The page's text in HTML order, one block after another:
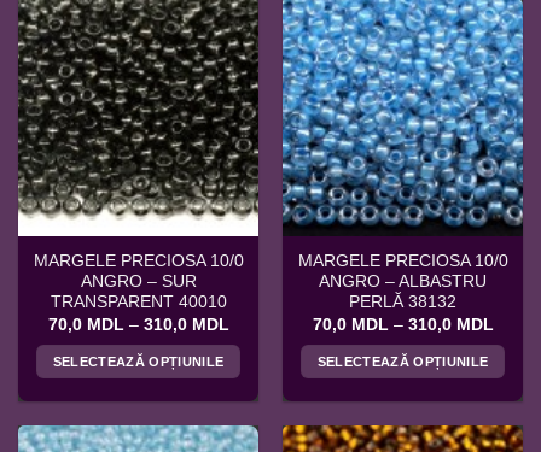
are
mai
multe
variații.
Opțiunile
pot
fi
alese
în
pagina
produsului.
are
mai
multe
variații.
Opțiunile
pot
fi
alese
în
pagina
produsului.
MARGELE PRECIOSA 10/0
ANGRO – SUR
TRANSPARENT 40010
70,0 MDL – 310,0 MDL
prețuri:
70,0 MDL
la
SELECTEAZĂ OPȚIUNILE
are
MARGELE PRECIOSA 10/0
ANGRO – ALBASTRU
PERLĂ 38132
70,0 MDL – 310,0 MDL
70,0
la
SELECTEAZĂ OPȚIUNILE
are